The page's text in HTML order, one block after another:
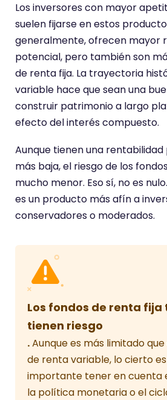
Los inversores con mayor
suelen fijarse en estos
generalmente, ofrecen mayor
potencial, pero también son
de renta fija. La trayectoria
variable hace que sean una
construir patrimonio a largo
efecto del interés compuesto.
Aunque tienen una
más baja, el riesgo de los
mucho menor. Eso sí, no es
es un producto más afín a
conservadores o moderados.
Los fondos de renta
tienen riesgo
.Aunque es más limitado
de renta variable, lo cierto
importante tener en cuenta
la política monetaria o el